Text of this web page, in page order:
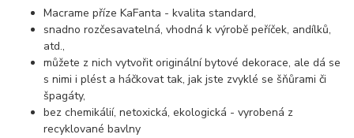
Macrame příze KaFanta - kvalita standard,
snadno rozčesavatelná, vhodná k výrobě peříček, andílků,
atd.,
můžete z nich vytvořit originální bytové dekorace, ale dá se
s nimi i plést a háčkovat tak, jak jste zvyklé se šňůrami či
špagáty,
bez chemikálií, netoxická, ekologická - vyrobená z
recyklované bavlny